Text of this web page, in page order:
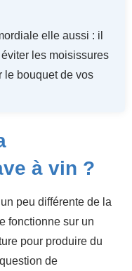
elle aussi : il
les moisissures
le bouquet de vos
à vin ?
peu différente de la
fonctionne sur un
pour produire du
de